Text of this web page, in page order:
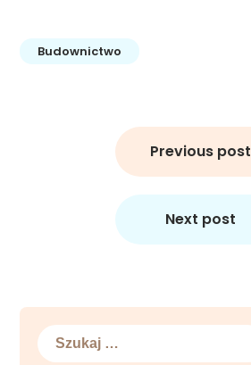
Budownictwo
Previous post
Next post
Szukaj: